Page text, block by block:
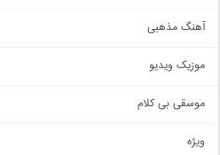
حماسی
سنتی
اهنگ بندرعباسی
دمو
آهنگ مذهبی
موزیک ویدیو
موسقی بی کلام
ویژه